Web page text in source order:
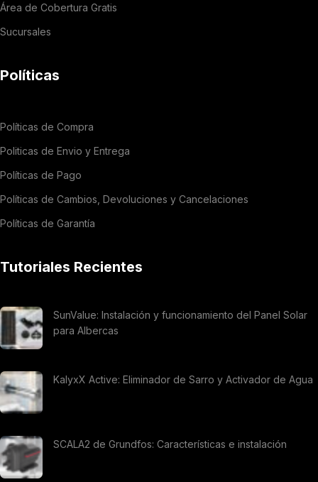
Área de Cobertura Gratis
Sucursales
Políticas
Políticas de Compra
Politicas de Envio y Entrega
Políticas de Pago
Políticas de Cambios, Devoluciones y Cancelaciones
Políticas de Garantía
Tutoriales Recientes
SunValue: Instalación y funcionamiento del Panel Solar
para Albercas
KalyxX Active: Eliminador de Sarro y Activador de Agua
SCALA2 de Grundfos: Características e instalación